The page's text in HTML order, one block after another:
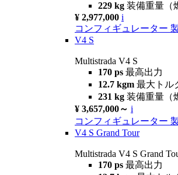
229 kg 装備重量（
¥ 2,977,000 i
コンフィギュレーター
V4 S
Multistrada V4 S
170 ps 最高出力
12.7 kgm 最大トル
231 kg 装備重量（
¥ 3,657,000～ i
コンフィギュレーター
V4 S Grand Tour
Multistrada V4 S Grand
170 ps 最高出力